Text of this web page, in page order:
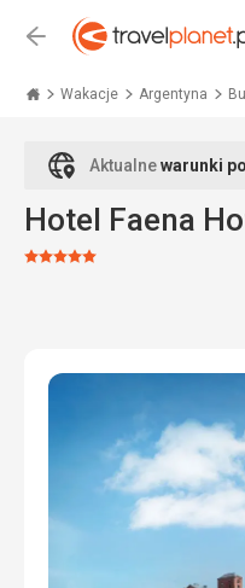
Wstecz
Wakacje Argentyna
Aktualnewarunki
Hotel Faena
Ocena: